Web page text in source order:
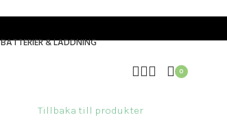
BATTERIER & LADDNING
0
Tillbaka till produkter